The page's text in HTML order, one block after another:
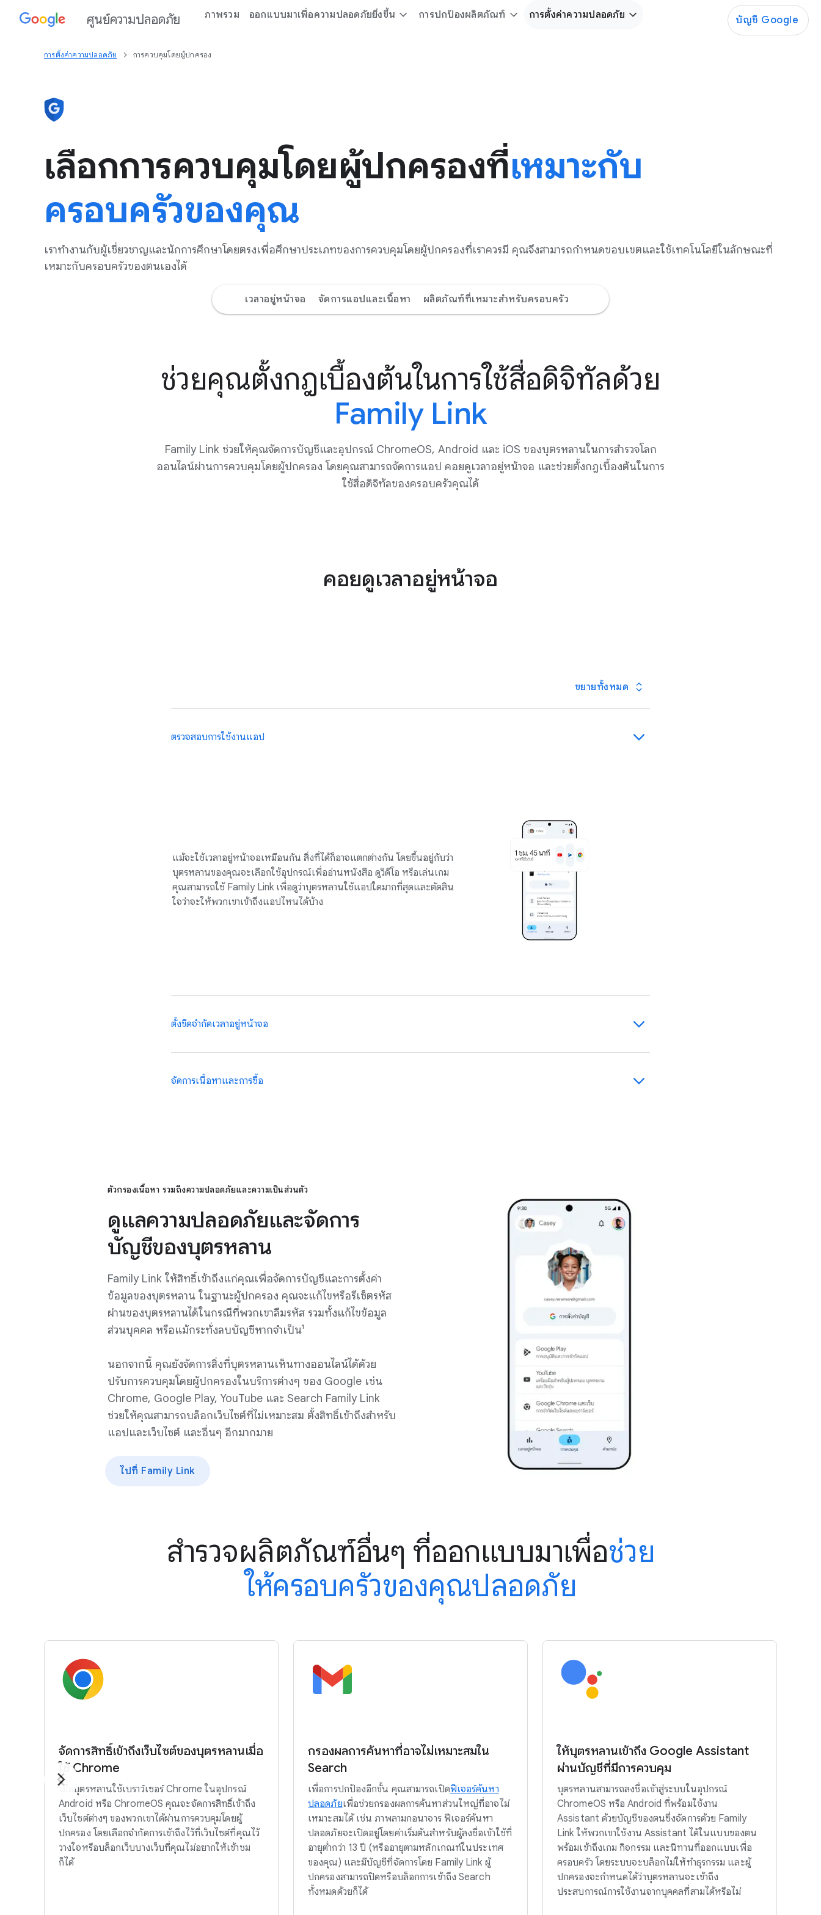
ศูนย์ความปลอดภัย ภาพรวม ออกแบบมาเพื่อความปลอดภัยยิ่งขึ้น การปกป้องผลิตภัณฑ์ การตั้งค่าความปลอดภัย บัญชี Google
การตั้งค่าความปลอดภัย การควบคุมโดยผู้ปกครอง
เลือกการควบคุมโดยผู้ปกครองที่เหมาะกับ
ครอบครัวของคุณ
เราทำงานกับผู้เชี่ยวชาญและนักการศึกษาโดยตรงเพื่อศึกษาประเภทของการควบคุมโดยผู้ปกครองที่เราควรมี คุณจึงสามารถกำหนดขอบเขตและใช้เทคโนโลยีในลักษณะที่
เหมาะกับครอบครัวของตนเองได้
เวลาอยู่หน้าจอ จัดการแอปและเนื้อหา ผลิตภัณฑ์ที่เหมาะสำหรับครอบครัว
ช่วยคุณตั้งกฎเบื้องต้นในการใช้สื่อดิจิทัลด้วย
Family Link
Family Link ช่วยให้คุณจัดการบัญชีและอุปกรณ์ ChromeOS, Android และ iOS ของบุตรหลานในการสำรวจโลก
ออนไลน์ผ่านการควบคุมโดยผู้ปกครอง โดยคุณสามารถจัดการแอป คอยดูเวลาอยู่หน้าจอ และช่วยตั้งกฎเบื้องต้นในการ
ใช้สื่อดิจิทัลของครอบครัวคุณได้
คอยดูเวลาอยู่หน้าจอ
ขยายทั้งหมด
ตรวจสอบการใช้งานแอป
แม้จะใช้เวลาอยู่หน้าจอเหมือนกัน สิ่งที่ได้ก็อาจแตกต่างกัน โดยขึ้นอยู่กับว่า
บุตรหลานของคุณจะเลือกใช้อุปกรณ์เพื่ออ่านหนังสือ ดูวิดีโอ หรือเล่นเกม
คุณสามารถใช้ Family Link เพื่อดูว่าบุตรหลานใช้แอปใดมากที่สุดและตัดสิน
ใจว่าจะให้พวกเขาเข้าถึงแอปไหนได้บ้าง
ตั้งขีดจำกัดเวลาอยู่หน้าจอ
คุณเป็นคนกำหนดว่าจะให้บุตรหลานใช้เวลาอยู่ที่หน้าจอนานเพียงใด Family Link ช่วยให้คุณกำหนดเวลาอยู่หน้าจอ
จัดการเนื้อหาและการซื้อ
ตัวกรองเนื้อหา รวมถึงความปลอดภัยและความเป็นส่วนตัว
ดูแลความปลอดภัยและจัดการ
บัญชีของบุตรหลาน
Family Link ให้สิทธิ์เข้าถึงแก่คุณเพื่อจัดการบัญชีและการตั้งค่า
ข้อมูลของบุตรหลาน ในฐานะผู้ปกครอง คุณจะแก้ไขหรือรีเซ็ตรหัส
ผ่านของบุตรหลานได้ในกรณีที่พวกเขาลืมรหัส รวมทั้งแก้ไขข้อมูล
ส่วนบุคคล หรือแม้กระทั่งลบบัญชีหากจำเป็น¹
นอกจากนี้ คุณยังจัดการสิ่งที่บุตรหลานเห็นทางออนไลน์ได้ด้วย
ปรับการควบคุมโดยผู้ปกครองในบริการต่างๆ ของ Google เช่น
Chrome, Google Play, YouTube และ Search Family Link
ช่วยให้คุณสามารถบล็อกเว็บไซต์ที่ไม่เหมาะสม ตั้งสิทธิ์เข้าถึงสำหรับ
แอปและเว็บไซต์ และอื่นๆ อีกมากมาย
ไปที่ Family Link
สำรวจผลิตภัณฑ์อื่นๆ ที่ออกแบบมาเพื่อช่วย
ให้ครอบครัวของคุณปลอดภัย
จัดการสิทธิ์เข้าถึงเว็บไซต์ของบุตรหลานเมื่อ
ใช้ Chrome
เมื่อบุตรหลานใช้เบราว์เซอร์ Chrome ในอุปกรณ์
Android หรือ ChromeOS คุณจะจัดการสิทธิ์เข้าถึง
เว็บไซต์ต่างๆ ของพวกเขาได้ผ่านการควบคุมโดยผู้
ปกครอง โดยเลือกจำกัดการเข้าถึงไว้ที่เว็บไซต์ที่คุณไว้
วางใจหรือบล็อกเว็บบางเว็บที่คุณไม่อยากให้เข้าชม
ก็ได้
กรองผลการค้นหาที่อาจไม่เหมาะสมใน
Search
เพื่อการปกป้องอีกขั้น คุณสามารถเปิดฟีเจอร์ค้นหา
ปลอดภัยเพื่อช่วยกรองผลการค้นหาส่วนใหญ่ที่อาจไม่
เหมาะสมได้ เช่น ภาพลามกอนาจาร ฟีเจอร์ค้นหา
ปลอดภัยจะเปิดอยู่โดยค่าเริ่มต้นสำหรับผู้ลงชื่อเข้าใช้ที่
อายุต่ำกว่า 13 ปี (หรืออายุตามหลักเกณฑ์ในประเทศ
ของคุณ) และมีบัญชีที่จัดการโดย Family Link ผู้
ปกครองสามารถปิดหรือบล็อกการเข้าถึง Search
ทั้งหมดด้วยก็ได้
ให้บุตรหลานเข้าถึง Google Assistant
ผ่านบัญชีที่มีการควบคุม
บุตรหลานสามารถลงชื่อเข้าสู่ระบบในอุปกรณ์
ChromeOS หรือ Android ที่พร้อมใช้งาน
Assistant ด้วยบัญชีของตนซึ่งจัดการด้วย Family
Link ให้พวกเขาใช้งาน Assistant ได้ในแบบของตน
พร้อมเข้าถึงเกม กิจกรรม และนิทานที่ออกแบบเพื่อ
ครอบครัว โดยระบบจะบล็อกไม่ให้ทำธุรกรรม และผู้
ปกครองจะกำหนดได้ว่าบุตรหลานจะเข้าถึง
ประสบการณ์การใช้งานจากบุคคลที่สามได้หรือไม่